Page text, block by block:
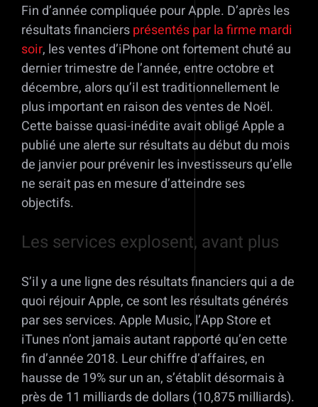
Fin d’année compliquée pour Apple. D’après les
résultats financiersprésentés par la firme mardi
soir, les ventes d’iPhone ont fortement chuté au
dernier trimestre de l’année, entre octobre et
décembre, alors qu’il est traditionnellement le
plus important en raison des ventes de Noël.
Cette baisse quasi-inédite avait obligé Apple a
publié une alerte sur résultats au début du mois
de janvier pour prévenir les investisseurs qu’elle
ne serait pas en mesure d’atteindre ses
objectifs.
Les services explosent, avant plus
S’il y a une ligne des résultats financiers qui a de
quoi réjouir Apple, ce sont les résultats générés
par ses services. Apple Music, l’App Store et
iTunes n’ont jamais autant rapporté qu’en cette
fin d’année 2018. Leur chiffre d’affaires, en
hausse de 19% sur un an, s’établit désormais à
près de 11 milliards de dollars (10,875 milliards).